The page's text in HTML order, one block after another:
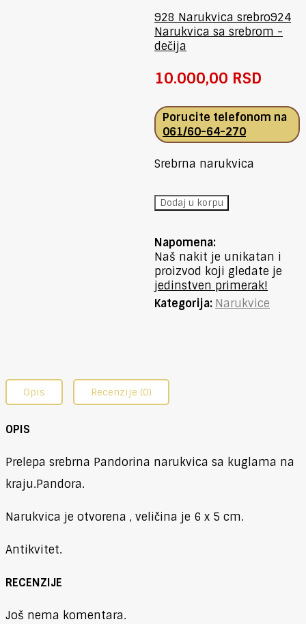
928 Narukvica srebro924
Narukvica sa srebrom -
dečija
10.000,00 RSD
Porucite telefonom na
061/60-64-270
Srebrna narukvica
925
količina
Dodaj u korpu
Napomena:
Naš nakit je unikatan i
proizvod koji gledate je
jedinstven primerak!
Kategorija: Narukvice
Opis Recenzije (0)
OPIS
Prelepa srebrna Pandorina narukvica sa kuglama na
kraju.Pandora.
Narukvica je otvorena , veličina je 6 x 5 cm.
Antikvitet.
RECENZIJE
Još nema komentara.